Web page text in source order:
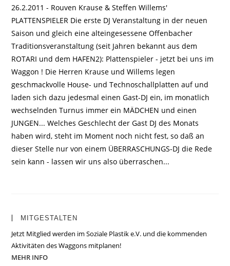
26.2.2011 - Rouven Krause & Steffen Willems'
PLATTENSPIELER Die erste DJ Veranstaltung in der neuen
Saison und gleich eine alteingesessene Offenbacher
Traditionsveranstaltung (seit Jahren bekannt aus dem
ROTARI und dem HAFEN2): Plattenspieler - jetzt bei uns im
Waggon ! Die Herren Krause und Willems legen
geschmackvolle House- und Technoschallplatten auf und
laden sich dazu jedesmal einen Gast-DJ ein, im monatlich
wechselnden Turnus immer ein MÄDCHEN und einen
JUNGEN... Welches Geschlecht der Gast DJ des Monats
haben wird, steht im Moment noch nicht fest, so daß an
dieser Stelle nur von einem ÜBERRASCHUNGS-DJ die Rede
sein kann - lassen wir uns also überraschen...
MITGESTALTEN
Jetzt Mitglied werden im Soziale Plastik e.V. und die kommenden
Aktivitäten des Waggons mitplanen!
MEHR INFO